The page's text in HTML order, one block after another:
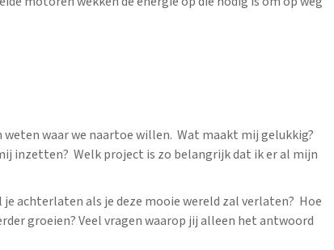
waar we naartoe willen. Wat maakt mij gelukkig?
inzetten? Welk project is zo belangrijk dat ik er al mijn
achterlaten als je deze mooie wereld zal verlaten? Hoe
groeien? Veel vragen waarop jij alleen het antwoord